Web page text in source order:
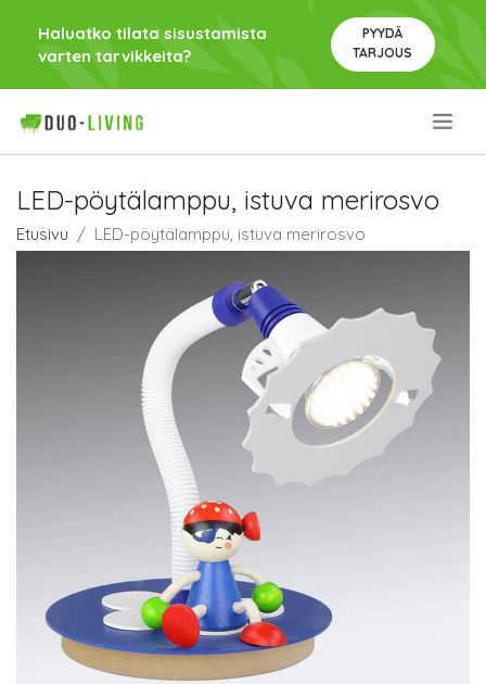
Haluatko tilata sisustamista
varten tarvikkeita?
PYYDÄ
TARJOUS
LED-pöytälamppu, istuva merirosvo
Etusivu LED-pöytälamppu, istuva merirosvo